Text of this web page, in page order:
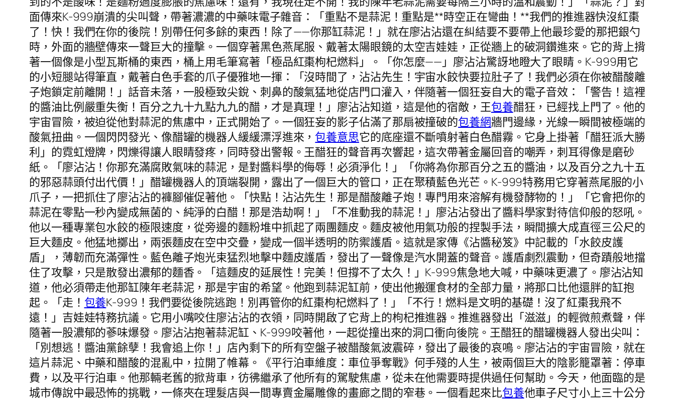
面傳來K-999崩潰的尖叫聲，帶著濃濃的中藥味電子雜音：「重點不是蒜泥！重點是**時空正在彎曲！**我們的推進器快沒紅棗
了！快！我們在你的後院！別帶任何多餘的東西！除了——你那缸蒜泥！」就在廖沾沾還在糾結要不要帶上他最珍愛的那把銀勺
時，外面的牆壁傳來一聲巨大的撞擊。一個穿著黑色燕尾服、戴著太陽眼鏡的太空吉娃娃，正從牆上的破洞鑽進來。它的背上揹
著一個像是小型瓦斯桶的東西，桶上用毛筆寫著「極品紅棗枸杞燃料」。「你怎麼——」廖沾沾驚訝地瞪大了眼睛。K-999用它
的小短腿站得筆直，戴著白色手套的爪子優雅地一揮：「沒時間了，沾沾先生！宇宙水餃快要拉肚子了！我們必須在你被醋酸離
子炮鎖定前離開！」話音未落，一股極致尖銳、刺鼻的酸氣猛地從店門口灌入，伴隨著一個狂妄自大的電子音效：「警告！這裡
的醬油比例嚴重失衡！百分之九十九點九九的醋，才是真理！」廖沾沾知道，這是他的宿敵，王包養醋狂，已經找上門了。他的
宇宙冒險，被迫從他對蒜泥的焦慮中，正式開始了。一個狂妄的影子佔滿了那扇被撞破的包養網牆門邊緣，光線一瞬間被極端的
酸氣扭曲。一個閃閃發光、像醋罐的機器人緩緩漂浮進來， 包養意思它的底座還不斷噴射著白色醋霧。它身上掛著「醋狂派大勝
利」的霓虹燈牌，閃爍得讓人眼睛發疼，同時發出警報。王醋狂的聲音再次響起，這次帶著金屬回音的嘲弄，刺耳得像是磨砂
紙。「廖沾沾！你那充滿腐敗氣味的蒜泥，是對醬料學的侮辱！必須淨化！」「你將為你那百分之五的醬油，以及百分之九十五
的邪惡蒜頭付出代價！」醋罐機器人的頂端裂開，露出了一個巨大的管口，正在聚積藍色光芒。K-999特務用它穿著燕尾服的小
爪子，一把抓住了廖沾沾的褲腳催促著他。「快點！沾沾先生！那是醋酸離子炮！專門用來溶解有機發酵物的！」「它會把你的
蒜泥在零點一秒內變成無菌的、純淨的白醋！那是浩劫啊！」「不准動我的蒜泥！」廖沾沾發出了醬料學家對待信仰般的怒吼。
他以一種專業包水餃的極限速度，從旁邊的麵粉堆中抓起了兩團麵皮。麵皮被他用氣功般的捏製手法，瞬間擴大成直徑三公尺的
巨大麵皮。他猛地擲出，兩張麵皮在空中交疊，變成一個半透明的防禦護盾。這就是家傳《沾醬秘笈》中記載的「水餃皮護
盾」，薄韌而充滿彈性。藍色離子炮光束猛烈地擊中麵皮護盾，發出了一聲像是汽水開蓋的聲音。護盾劇烈震動，但奇蹟般地擋
住了攻擊，只是散發出濃郁的麵香。「這麵皮的延展性！完美！但撐不了太久！」K-999焦急地大喊，中藥味更濃了。廖沾沾知
道，他必須帶走他那缸陳年老蒜泥，那是宇宙的希望。他跑到蒜泥缸前，使出他搬運食材的全部力量，將那口比他還胖的缸抱
起。「走！ 包養K-999！我們要從後院逃跑！別再管你的紅棗枸杞燃料了！」「不行！燃料是文明的基礎！沒了紅棗我飛不
遠！」吉娃娃特務抗議。它用小嘴咬住廖沾沾的衣領，同時開啟了它背上的枸杞推進器。推進器發出「滋滋」的輕微煎煮聲，伴
隨著一股濃郁的蔘味爆發。廖沾沾抱著蒜泥缸、K-999咬著他，一起從撞出來的洞口衝向後院。王醋狂的醋罐機器人發出尖叫：
「別想逃！醬油黨餘孽！我會追上你！」店內剩下的所有空盤子被醋酸氣波震碎，發出了最後的哀鳴。廖沾沾的宇宙冒險，就在
這片蒜泥、中藥和醋酸的混亂中，拉開了帷幕。《平行泊車維度：車位爭奪戰》何手殘的人生，被兩個巨大的陰影籠罩著：停車
費，以及平行泊車。他那輛老舊的掀背車，彷彿繼承了他所有的駕駛焦慮，從未在他需要時提供過任何幫助。今天，他面臨的是
城市傳說中最恐怖的挑戰，一條夾在理髮店與一間專賣金屬雕像的畫廊之間的窄巷。一個看起來比包養他車子尺寸小上三十公分